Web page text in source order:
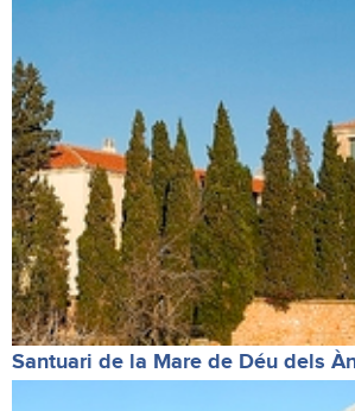
Santuari de la Mare de Déu dels